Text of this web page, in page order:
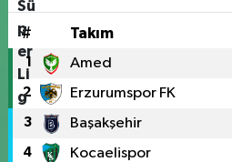
# Takım
1 Amed
2 Erzurumspor FK
3 Başakşehir
4 Kocaelispor